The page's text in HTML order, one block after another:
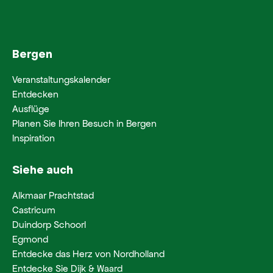
Bergen
Veranstaltungskalender
Entdecken
Ausflüge
Planen Sie Ihren Besuch in Bergen
Inspiration
Siehe auch
Alkmaar Prachtstad
Castricum
Duindorp Schoorl
Egmond
Entdecke das Herz von Nordholland
Entdecke Sie Dijk & Waard